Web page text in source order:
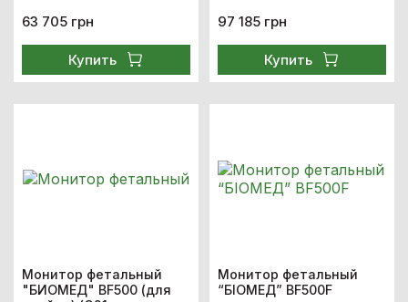
63 705 грн
Купить
97 185 грн
Купить
Монитор фетальный
"БИОМЕД" BF500 (для
Монитор фетальный
“БІОМЕД” BF500F